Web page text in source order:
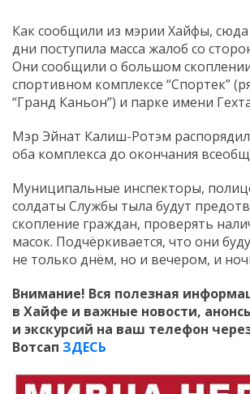
Как сообщили из мэрии Хайфы,
дни поступила масса жалоб со
Они сообщили о большом
спортивном комплексе “Спортек”
“Гранд Каньон”) и парке имени
Мэр Эйнат Калиш-Ротэм
оба комплекса до окончания
Муниципальные инспекторы,
солдаты Службы тыла будут
скопление граждан, проверять
масок. Подчёркивается, что они
не только днём, но и вечером, и
Внимание! Вся полезная
в Хайфе и важные новости,
и экскурсий на ваш телефон
Вотсап ЗДЕСЬ